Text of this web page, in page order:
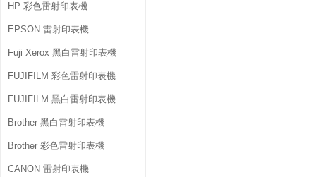
HP 彩色雷射印表機
EPSON 雷射印表機
Fuji Xerox 黑白雷射印表機
FUJIFILM 彩色雷射印表機
FUJIFILM 黑白雷射印表機
Brother 黑白雷射印表機
Brother 彩色雷射印表機
CANON 雷射印表機